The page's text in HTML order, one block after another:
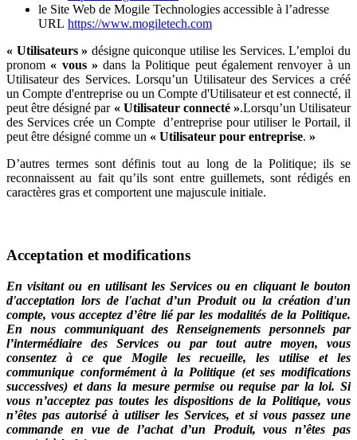
le Site Web de Mogile Technologies accessible à l’adresse
URL https://www.mogiletech.com
« Utilisateurs » désigne quiconque utilise les Services. L’emploi du
pronom « vous » dans la Politique peut également renvoyer à un
Utilisateur des Services. Lorsqu’un Utilisateur des Services a créé
un Compte d'entreprise ou un Compte d'Utilisateur et est connecté, il
peut être désigné par « Utilisateur connecté ».Lorsqu’un Utilisateur
des Services crée un Compte d’entreprise pour utiliser le Portail, il
peut être désigné comme un « Utilisateur pour entreprise. »
D’autres termes sont définis tout au long de la Politique; ils se
reconnaissent au fait qu’ils sont entre guillemets, sont rédigés en
caractères gras et comportent une majuscule initiale.
Acceptation et modifications
En visitant ou en utilisant les Services ou en cliquant le bouton
d'acceptation lors de l'achat d’un Produit ou la création d'un
compte, vous acceptez d’être lié par les modalités de la Politique.
En nous communiquant des Renseignements personnels par
l’intermédiaire des Services ou par tout autre moyen, vous
consentez à ce que Mogile les recueille, les utilise et les
communique conformément à la Politique (et ses modifications
successives) et dans la mesure permise ou requise par la loi. Si
vous n’acceptez pas toutes les dispositions de la Politique, vous
n’êtes pas autorisé à utiliser les Services, et si vous passez une
commande en vue de l’achat d’un Produit, vous n’êtes pas